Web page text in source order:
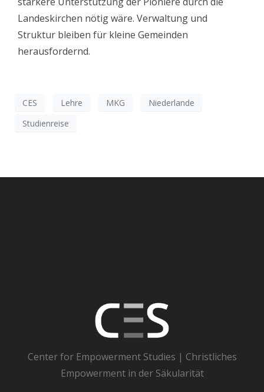
Landeskirchen nötig wäre. Verwaltung und
Struktur bleiben für kleine Gemeinden
herausfordernd.
CES Lehre MKG
Niederlande
Studienreise
Center for Empowerment Studies | Christliches
Empowerment in der Säkularität